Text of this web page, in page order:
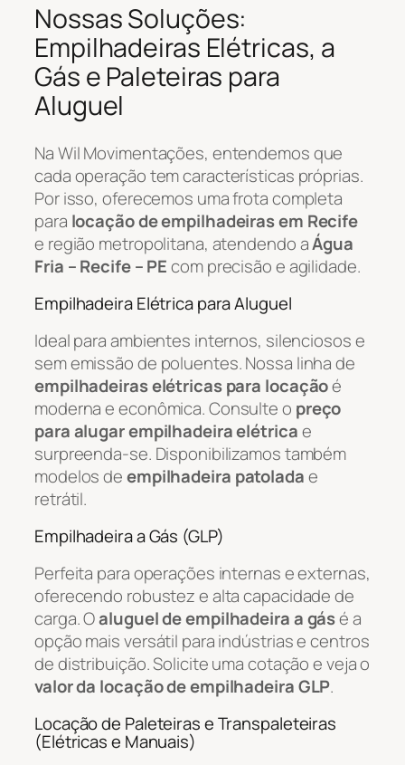
Nossas Soluções:
Empilhadeiras Elétricas, a
Gás e Paleteiras para
Aluguel
Na Wil Movimentações, entendemos que
cada operação tem características próprias.
Por isso, oferecemos uma frota completa
para locação de empilhadeiras em Recife
e região metropolitana, atendendo aÁgua
Fria – Recife – PEcom precisão e agilidade.
Empilhadeira Elétrica para Aluguel
Ideal para ambientes internos, silenciosos e
sem emissão de poluentes. Nossa linha de
empilhadeiras elétricas para locaçãoé
moderna e econômica. Consulte o preço
para alugar empilhadeira elétricae
surpreenda-se. Disponibilizamos também
modelos deempilhadeira patoladae
retrátil.
Empilhadeira a Gás (GLP)
Perfeita para operações internas e externas,
oferecendo robustez e alta capacidade de
carga. Oaluguel de empilhadeira a gásé a
opção mais versátil para indústrias e centros
de distribuição. Solicite uma cotação e veja o
valor da locação de empilhadeira GLP.
Locação de Paleteiras e Transpaleteiras
(Elétricas e Manuais)